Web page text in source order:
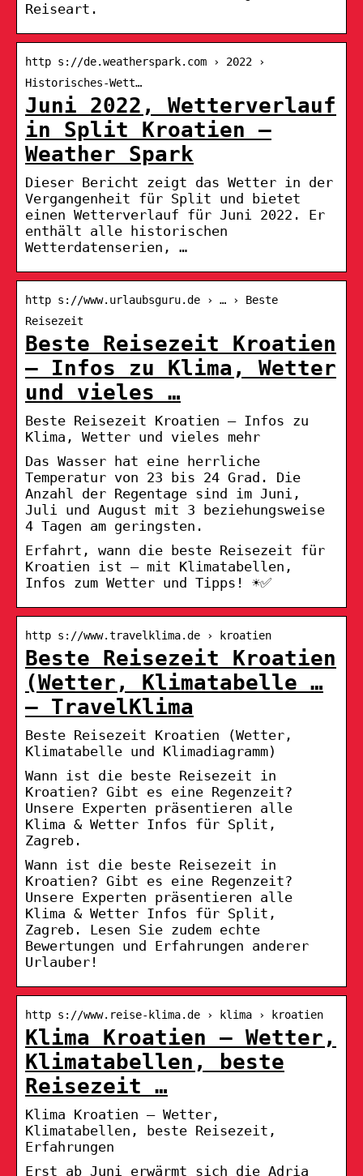
Reiseart.
http s://de.weatherspark.com › 2022 ›
Historisches-Wett…
Juni 2022, Wetterverlauf
in Split Kroatien –
Weather Spark
Dieser Bericht zeigt das Wetter in der
Vergangenheit für Split und bietet
einen Wetterverlauf für Juni 2022. Er
enthält alle historischen
Wetterdatenserien, …
http s://www.urlaubsguru.de › … › Beste
Reisezeit
Beste Reisezeit Kroatien
– Infos zu Klima, Wetter
und vieles …
Beste Reisezeit Kroatien – Infos zu
Klima, Wetter und vieles mehr
Das Wasser hat eine herrliche
Temperatur von 23 bis 24 Grad. Die
Anzahl der Regentage sind im Juni,
Juli und August mit 3 beziehungsweise
4 Tagen am geringsten.
Erfahrt, wann die beste Reisezeit für
Kroatien ist – mit Klimatabellen,
Infos zum Wetter und Tipps! ☀️✅
http s://www.travelklima.de › kroatien
Beste Reisezeit Kroatien
(Wetter, Klimatabelle …
– TravelKlima
Beste Reisezeit Kroatien (Wetter,
Klimatabelle und Klimadiagramm)
Wann ist die beste Reisezeit in
Kroatien? Gibt es eine Regenzeit?
Unsere Experten präsentieren alle
Klima & Wetter Infos für Split,
Zagreb.
Wann ist die beste Reisezeit in
Kroatien? Gibt es eine Regenzeit?
Unsere Experten präsentieren alle
Klima & Wetter Infos für Split,
Zagreb. Lesen Sie zudem echte
Bewertungen und Erfahrungen anderer
Urlauber!
http s://www.reise-klima.de › klima › kroatien
Klima Kroatien – Wetter,
Klimatabellen, beste
Reisezeit …
Klima Kroatien – Wetter,
Klimatabellen, beste Reisezeit,
Erfahrungen
Erst ab Juni erwärmt sich die Adria